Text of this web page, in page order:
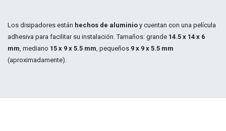
Los disipadores están hechos de aluminio y cuentan con una película
adhesiva para facilitar su instalación. Tamaños: grande 14.5 x 14 x 6
mm, mediano 15 x 9 x 5.5 mm, pequeños 9 x 9 x 5.5 mm
(aproximadamente).